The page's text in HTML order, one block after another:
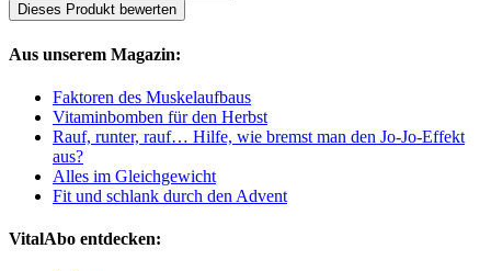
Dieses Produkt bewerten
Aus unserem Magazin:
Faktoren des Muskelaufbaus
Vitaminbomben für den Herbst
Rauf, runter, rauf… Hilfe, wie bremst man den Jo-Jo-Effekt
aus?
Alles im Gleichgewicht
Fit und schlank durch den Advent
VitalAbo entdecken: